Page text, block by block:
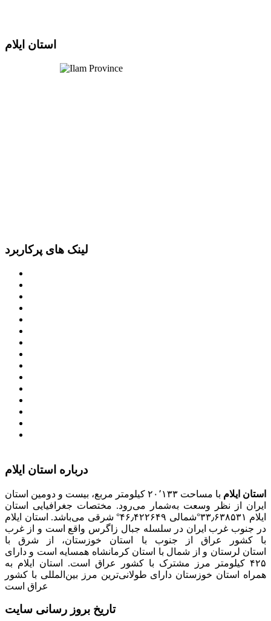
استان ایلام
لینک های پرکاربرد
درباره استان ایلام
استان ایلام
با مساحت ۲۰٬۱۳۳ کیلومتر مربع، بیست و دومین استان
ایران از نظر وسعت به‌شمار می‌رود. مختصات جغرافیایی استان
ایلام ۳۳٫۶۳۸۵۳۱°شمالی ۴۶٫۴۲۲۶۴۹° شرقی می‌باشد. استان ایلام
در جنوب غرب ایران در سلسله جبال زاگرس واقع است و از غرب
با کشور عراق از جنوب با استان خوزستان، از شرق با
استان لرستان و از شمال با استان کرمانشاه همسایه است و دارای
۴۲۵ کیلومتر مرز مشترک با کشور عراق است. استان ایلام به
همراه استان خوزستان دارای طولانی‌ترین مرز بین‌المللی با کشور
عراق است
تاریخ بروز رسانی سایت